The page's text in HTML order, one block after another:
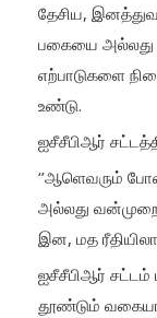
தேசிய,
பகையை அல்லது
எற்பாடுகளை
உண்டு.
ஐசீசீபிஆர்
‘’ஆளெவரும்
அல்லது
இன, மத
ஐசீசீபிஆர்
தூண்டும்